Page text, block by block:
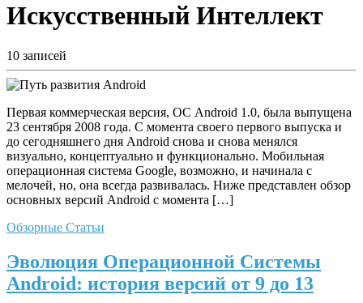
Искусственный Интеллект
10 записей
Первая коммерческая версия, ОС Android 1.0, была выпущена
23 сентября 2008 года. С момента своего первого выпуска и
до сегодняшнего дня Android снова и снова менялся
визуально, концептуально и функционально. Мобильная
операционная система Google, возможно, и начинала с
мелочей, но, она всегда развивалась. Ниже представлен обзор
основных версий Android с момента […]
Обзорные Статьи
Эволюция Операционной Системы
Android: история версий от 9 до 13